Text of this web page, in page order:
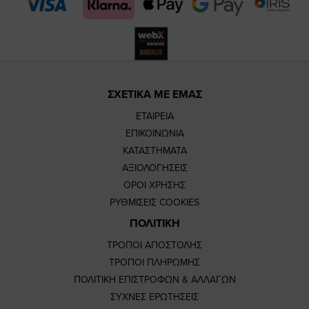
ΣΧΕΤΙΚΑ ΜΕ ΕΜΑΣ
ΕΤΑΙΡΕΙΑ
ΕΠΙΚΟΙΝΩΝΙΑ
ΚΑΤΑΣΤΗΜΑΤΑ
ΑΞΙΟΛΟΓΗΣΕΙΣ
ΟΡΟΙ ΧΡΗΣΗΣ
ΡΥΘΜΙΣΕΙΣ COOKIES
ΠΟΛΙΤΙΚΗ
ΤΡΟΠΟΙ ΑΠΟΣΤΟΛΗΣ
ΤΡΟΠΟΙ ΠΛΗΡΩΜΗΣ
ΠΟΛΙΤΙΚΗ ΕΠΙΣΤΡΟΦΩΝ & ΑΛΛΑΓΩΝ
ΣΥΧΝΕΣ ΕΡΩΤΗΣΕΙΣ